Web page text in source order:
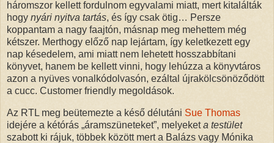
háromszor kellett fordulnom egyvalami miatt, mert kitalálták
hogy nyári nyitva tartás, és így csak ötig… Persze
koppantam a nagy faajtón, másnap meg mehettem még
kétszer. Merthogy előző nap lejártam, így keletkezett egy
nap késedelem, ami miatt nem lehetett hosszabbítani
könyvet, hanem be kellett vinni, hogy lehúzza a könyvtáros
azon a nyüves vonalkódolvasón, ezáltal újrakölcsönöződött
a cucc. Customer friendly megoldások.
Az RTL meg beütemezte a késő délutáni Sue Thomas
idejére a kétórás „áramszüneteket”, melyeketa testület
szabott ki rájuk, többek között mert a Balázs vagy Mónika